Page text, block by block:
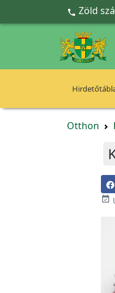
Ugrás a fő tartalomra
 Zöld
Otthon
